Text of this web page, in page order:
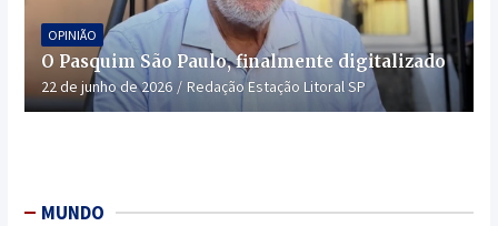
OPINIÃO
O Pasquim São Paulo, finalmente digitalizado
22 de junho de 2026 Redação Estação Litoral SP
MUNDO